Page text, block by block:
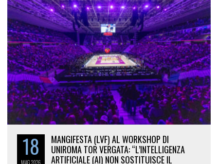
18
MAG2026
MANGIFESTA (LVF) AL WORKSHOP DI
UNIROMA TOR VERGATA: “L’INTELLIGENZA
ARTIFICIALE (AI) NON SOSTITUISCE IL